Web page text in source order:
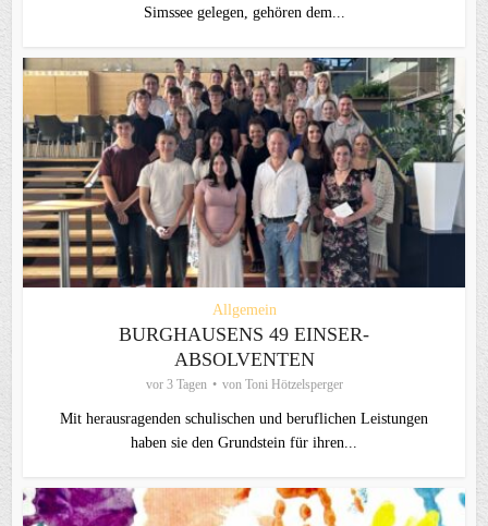
Simssee gelegen, gehören dem...
Allgemein
BURGHAUSENS 49 EINSER-
ABSOLVENTEN
vor 3 Tagen von Toni Hötzelsperger
Mit herausragenden schulischen und beruflichen Leistungen
haben sie den Grundstein für ihren...